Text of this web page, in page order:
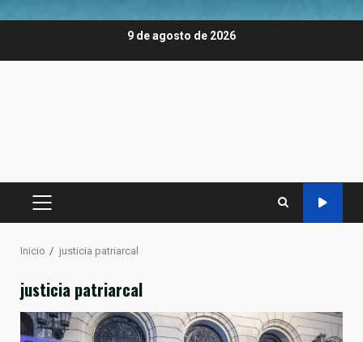
9 de agosto de 2026
MENÚ
Inicio justicia patriarcal
justicia patriarcal